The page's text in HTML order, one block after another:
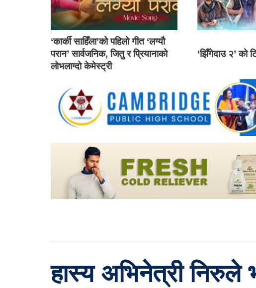
‘कार्की साहिँला’को पहिलो गीत ‘लग्यौ
परान’ सार्वजनिक, जितु र प्रियानाको
लोभलाग्दो केमेस्ट्री
‘झिँगेदाउ २’ को
हास्य अभिनेत्री निरुले